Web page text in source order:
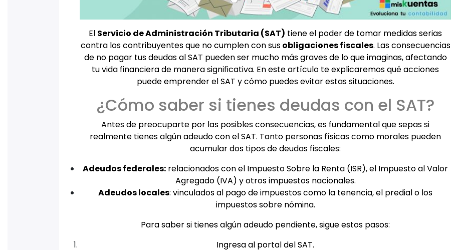
El Servicio de Administración Tributaria (SAT) tiene el poder de tomar medidas serias
contra los contribuyentes que no cumplen con susobligaciones fiscales. Las consecuencias
de no pagar tus deudas al SAT pueden ser mucho más graves de lo que imaginas, afectando
tu vida financiera de manera significativa. En este artículo te explicaremos qué acciones
puede emprender el SAT y cómo puedes evitar estas situaciones.
¿Cómo saber si tienes deudas con el SAT?
Antes de preocuparte por las posibles consecuencias, es fundamental que sepas si
realmente tienes algún adeudo con el SAT. Tanto personas físicas como morales pueden
acumular dos tipos de deudas fiscales:
Adeudos federales: relacionados con el Impuesto Sobre la Renta (ISR), el Impuesto al Valor
Agregado (IVA) y otros impuestos nacionales.
Adeudos locales: vinculados al pago de impuestos como la tenencia, el predial o los
impuestos sobre nómina.
Para saber si tienes algún adeudo pendiente, sigue estos pasos:
Ingresa al portal del SAT.